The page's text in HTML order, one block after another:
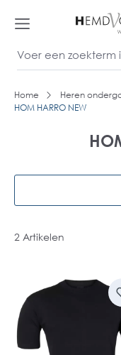
Home Heren
HOM HARRO NEW
2 Artikelen